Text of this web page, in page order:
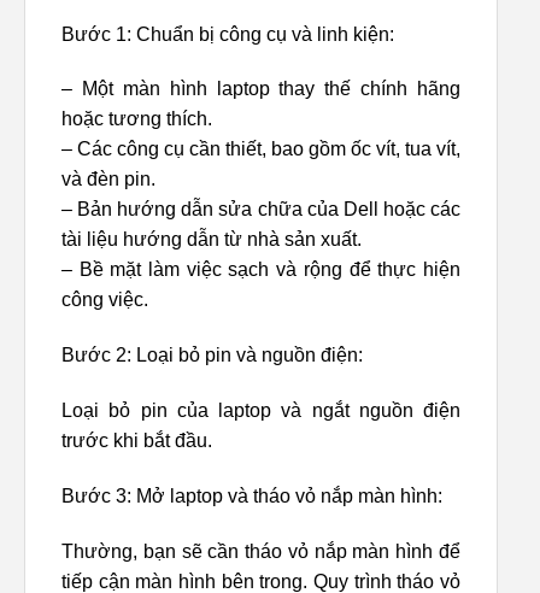
Bước 1: Chuẩn bị công cụ và linh kiện:
– Một màn hình laptop thay thế chính hãng
hoặc tương thích.
– Các công cụ cần thiết, bao gồm ốc vít, tua vít,
và đèn pin.
– Bản hướng dẫn sửa chữa của Dell hoặc các
tài liệu hướng dẫn từ nhà sản xuất.
– Bề mặt làm việc sạch và rộng để thực hiện
công việc.
Bước 2: Loại bỏ pin và nguồn điện:
Loại bỏ pin của laptop và ngắt nguồn điện
trước khi bắt đầu.
Bước 3: Mở laptop và tháo vỏ nắp màn hình:
Thường, bạn sẽ cần tháo vỏ nắp màn hình để
tiếp cận màn hình bên trong. Quy trình tháo vỏ